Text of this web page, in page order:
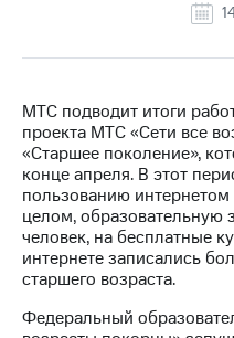
информация
Контакты
Медиа-центр
Пресс-
релизы
МТС
о технологиях
Достижения
МТС подводит итоги
проекта МТС «Сети все
«Старшее поколение»,
конце апреля. В этот
пользованию
целом, образовательную
человек, на бесплатные
интернете записались
старшего возраста.
Федеральный